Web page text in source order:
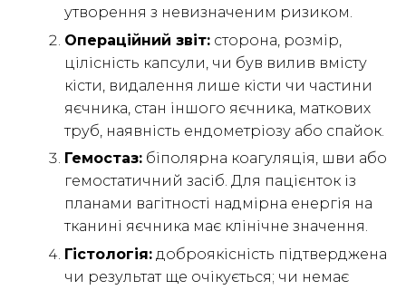
утворення з невизначеним ризиком.
Операційний звіт: сторона, розмір,
цілісність капсули, чи був вилив вмісту
кісти, видалення лише кісти чи частини
яєчника, стан іншого яєчника, маткових
труб, наявність ендометріозу або спайок.
Гемостаз: біполярна коагуляція, шви або
гемостатичний засіб. Для пацієнток із
планами вагітності надмірна енергія на
тканині яєчника має клінічне значення.
Гістологія: доброякісність підтверджена
чи результат ще очікується; чи немає